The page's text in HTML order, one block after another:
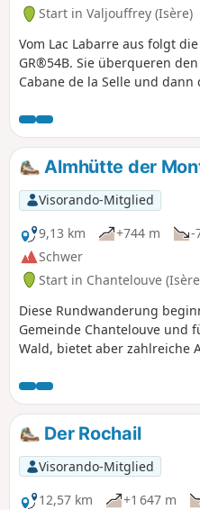
Start in Valjouffrey (Isère)
Vom Lac Labarre aus folgt
GR®54B. Sie überqueren
Cabane de la Selle und dann
vorbei am Neyrard auf 2796
Almhütte der
Visorando-Mitglied
9,13 km
+744 m -
Schwer
Start in Chantelouve
Diese Rundwanderung
Gemeinde Chantelouve und
Wald, bietet aber zahlreiche
Weiden der lokalen
Der Rochail
Visorando-Mitglied
12,57 km
+1 647 m